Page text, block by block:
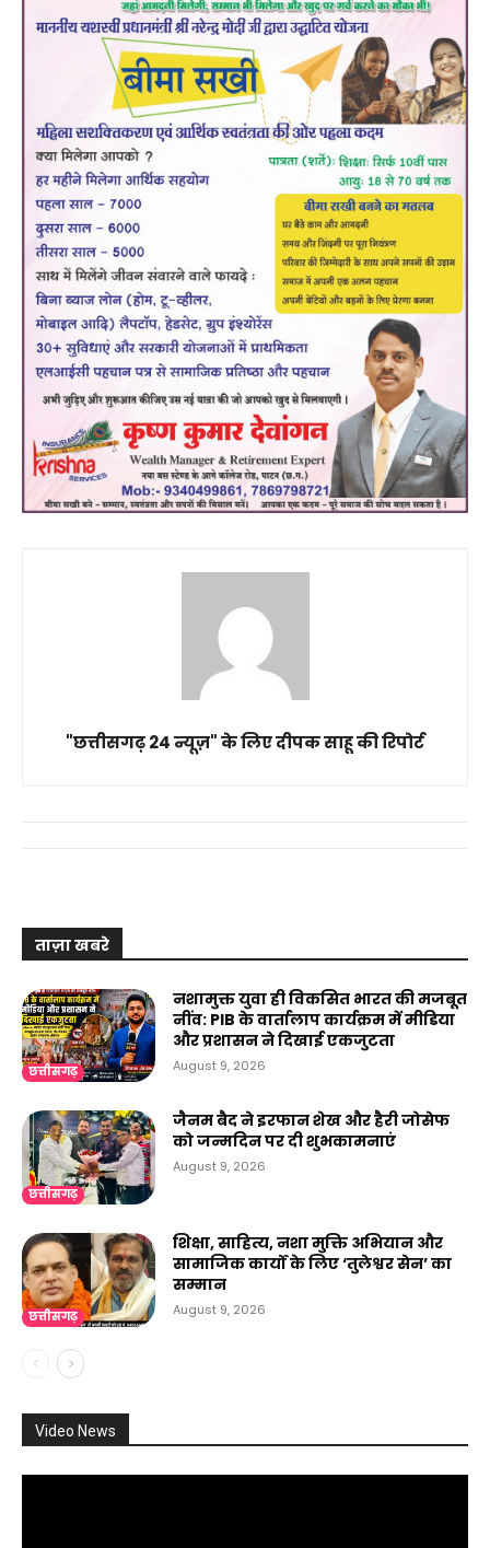
"छत्तीसगढ़ 24 न्यूज़" के लिए दीपक साहू की रिपोर्ट
ताज़ा खबरे
छत्तीसगढ़
नशामुक्त युवा ही विकसित भारत की मजबूत
नींव: PIB के वार्तालाप कार्यक्रम में मीडिया
और प्रशासन ने दिखाई एकजुटता
August 9, 2026
छत्तीसगढ़
जैनम बैद ने इरफान शेख और हैरी जोसेफ
को जन्मदिन पर दी शुभकामनाएं
August 9, 2026
छत्तीसगढ़
शिक्षा, साहित्य, नशा मुक्ति अभियान और
सामाजिक कार्यों के लिए ‘तुलेश्वर सेन’ का
सम्मान
August 9, 2026
Video News